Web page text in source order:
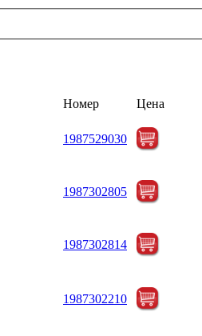
Номер Цена
1987529030
1987302805
1987302814
1987302210